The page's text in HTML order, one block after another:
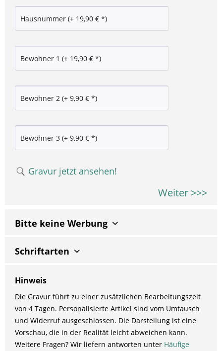
Gravur jetzt ansehen!
Weiter >>>
Bitte keine Werbung
Schriftarten
Hinweis
Die Gravur führt zu einer zusätzlichen Bearbeitungszeit
von 4 Tagen. Personalisierte Artikel sind vom Umtausch
und Widerruf ausgeschlossen. Die Darstellung ist eine
Vorschau, die in der Realität leicht abweichen kann.
Weitere Fragen? Wir liefern antworten unter Häufige